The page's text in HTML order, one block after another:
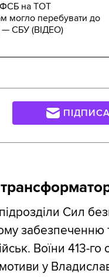
на ТОТ
могло перебувати до
— СБУ (ВIДЕО)
Сил
забезпеченню
Воїни 413-
у